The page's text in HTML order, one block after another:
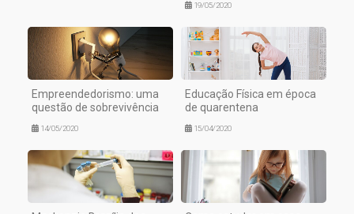
19/05/2020
Empreendedorismo: uma
questão de sobrevivência
14/05/2020
Educação Física em época
de quarentena
15/04/2020